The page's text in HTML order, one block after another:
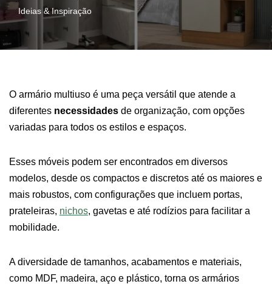
Ideias & Inspiração
O armário multiuso é uma peça versátil que atende a
diferentes necessidades de organização, com opções
variadas para todos os estilos e espaços.
Esses móveis podem ser encontrados em diversos
modelos, desde os compactos e discretos até os maiores e
mais robustos, com configurações que incluem portas,
prateleiras, nichos, gavetas e até rodízios para facilitar a
mobilidade.
A diversidade de tamanhos, acabamentos e materiais,
como MDF, madeira, aço e plástico, torna os armários